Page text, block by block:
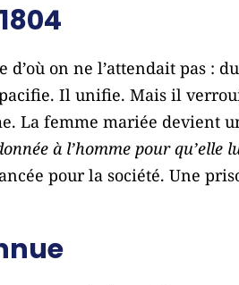
on ne l’attendait pas :
Il unifie. Mais il
La femme mariée devient
à l’homme pour
pour la société. Une